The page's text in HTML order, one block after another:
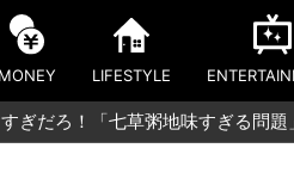
MONEY LIFESTYLE
ぎだろ！「七草粥地味すぎる問